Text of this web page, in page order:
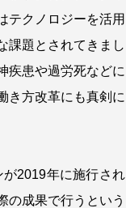
テクノロジーを活用
課題とされてきまし
疾患や過労死などに
き方改革にも真剣に
2019年に施行され
の成果で行うという